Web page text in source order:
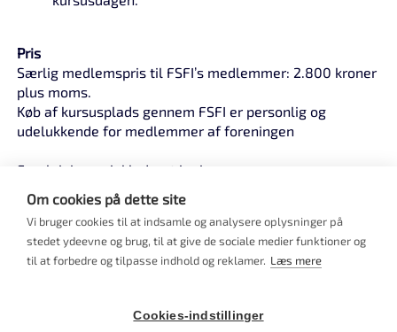
Pris
Særlig medlemspris til FSFI’s medlemmer: 2.800 kroner
plus moms.
Køb af kursusplads gennem FSFI er personlig og
udelukkende for medlemmer af foreningen
Forplejning er inkluderet i prisen.
Skriv venligst i feltet til bemærkninger, hvis du har
særlige kostbehov, allergier eller lign.
Deltagerantal:
Maksimalt 16 deltagere.
Om cookies på dette site
Vi bruger cookies til at indsamle og analysere oplysninger på
stedet ydeevne og brug, til at give de sociale medier funktioner og
til at forbedre og tilpasse indhold og reklamer. Læs mere
Cookies-indstillinger